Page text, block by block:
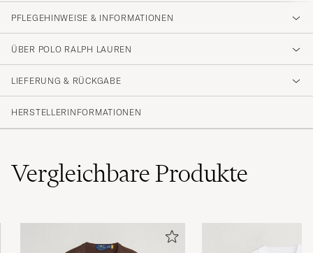
PFLEGEHINWEISE & INFORMATIONEN
ÜBER POLO RALPH LAUREN
LIEFERUNG & RÜCKGABE
HERSTELLERINFORMATIONEN
VergleichbareProdukte